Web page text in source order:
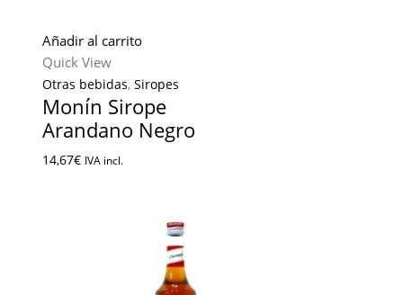
Añadir al carrito
Quick View
Otras bebidas, Siropes
Monín Sirope
Arandano Negro
14,67€ IVA incl.